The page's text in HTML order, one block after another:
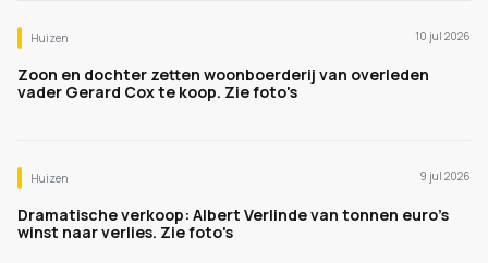
Huizen 10 jul 2026
Zoon en dochter zetten woonboerderij van overleden
vader Gerard Cox te koop. Zie foto's
Huizen 9 jul 2026
Dramatische verkoop: Albert Verlinde van tonnen euro's
winst naar verlies. Zie foto's